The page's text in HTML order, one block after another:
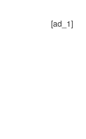
[ad_1]